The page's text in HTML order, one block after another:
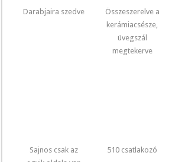
Darabjaira szedve
Összeszerelve a
kerámiacsésze,
üvegszál
megtekerve
Sajnos csak az
510 csatlakozó